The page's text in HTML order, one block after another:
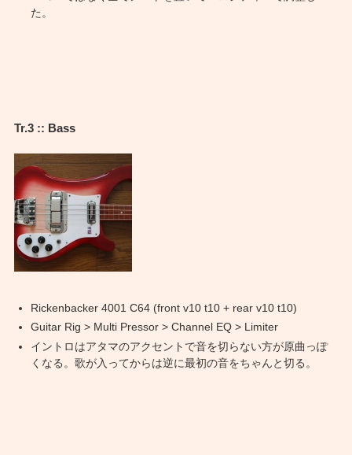
た。
Tr.3 :: Bass
Rickenbacker 4001 C64 (front v10 t10 + rear v10 t10)
Guitar Rig > Multi Pressor > Channel EQ > Limiter
イントロはアタマのアクセントで音を切らない方が原曲っぽ
くなる。歌が入ってからは逆に最初の音をちゃんと切る。